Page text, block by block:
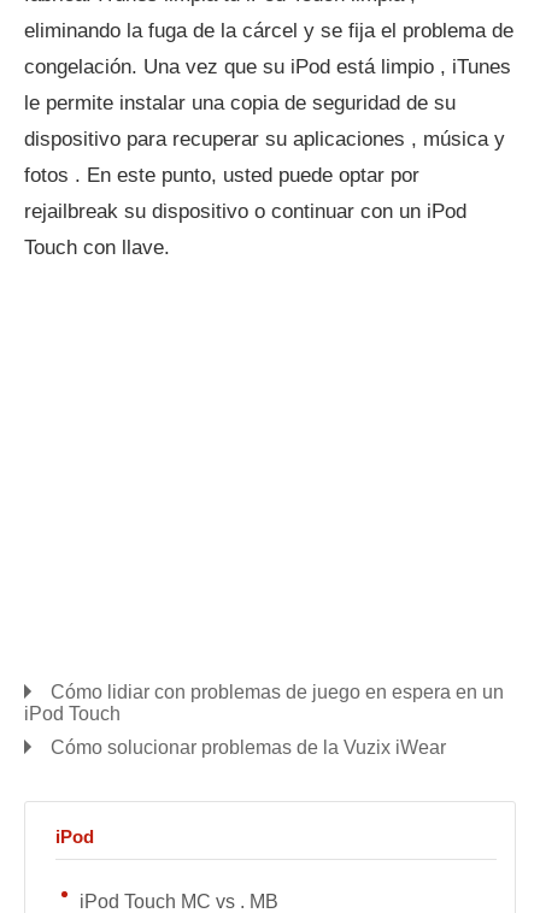
eliminando la fuga de la cárcel y se fija el problema de
congelación. Una vez que su iPod está limpio , iTunes
le permite instalar una copia de seguridad de su
dispositivo para recuperar su aplicaciones , música y
fotos . En este punto, usted puede optar por
rejailbreak su dispositivo o continuar con un iPod
Touch con llave.
Cómo lidiar con problemas de juego en espera en un
iPod Touch
Cómo solucionar problemas de la Vuzix iWear
iPod
iPod Touch MC vs . MB